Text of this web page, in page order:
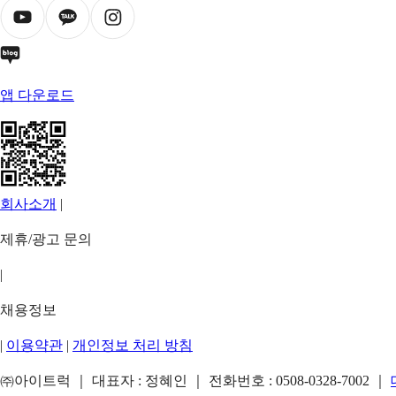
앱 다운로드
회사소개 |
제휴/광고 문의
|
채용정보
| 이용약관 | 개인정보 처리 방침
㈜아이트럭 ｜ 대표자 : 정혜인 ｜ 전화번호 : 0508-0328-7002